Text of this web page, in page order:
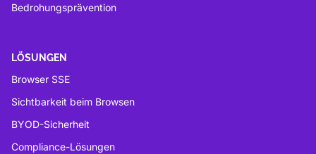
Bedrohungsprävention
LÖSUNGEN
Browser SSE
Sichtbarkeit beim Browsen
BYOD-Sicherheit
Compliance-Lösungen